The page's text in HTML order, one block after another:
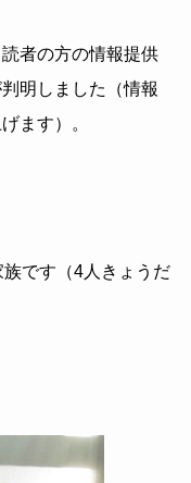
者の方の情報提供
明しました（情報
ます）。
です（4人きょうだ